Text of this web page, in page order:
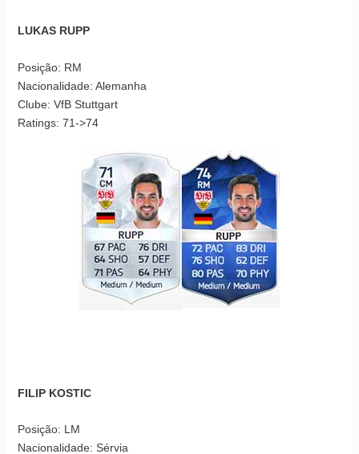
LUKAS RUPP
Posição: RM
Nacionalidade: Alemanha
Clube: VfB Stuttgart
Ratings: 71->74
FILIP KOSTIC
Posição: LM
Nacionalidade: Sérvia